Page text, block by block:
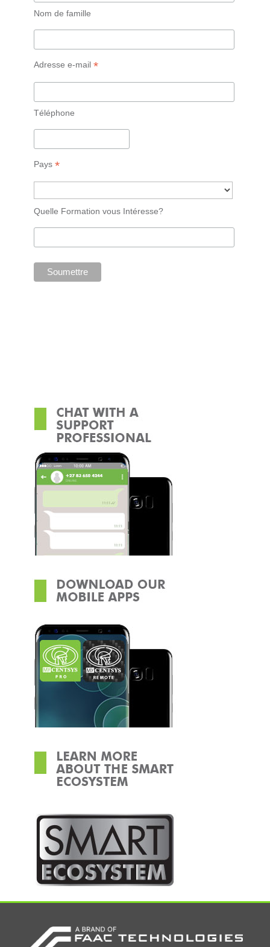
Nom de famille
Adresse e-mail *
Téléphone
Pays *
Quelle Formation vous Intéresse?